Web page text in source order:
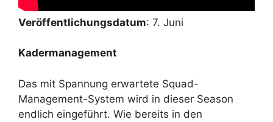
Veröffentlichungsdatum: 7. Juni
Kadermanagement
Das mit Spannung erwartete Squad-
Management-System wird in dieser Season
endlich eingeführt. Wie bereits in den